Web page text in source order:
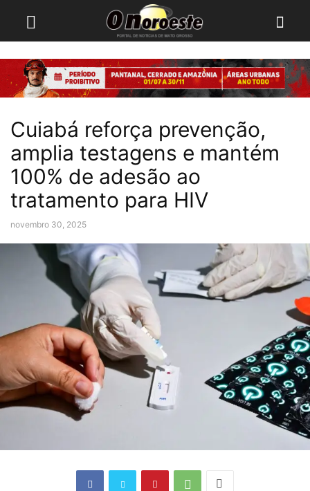
Cuiabá reforça prevenção,
amplia testagens e mantém
100% de adesão ao
tratamento para HIV
novembro 30, 2025